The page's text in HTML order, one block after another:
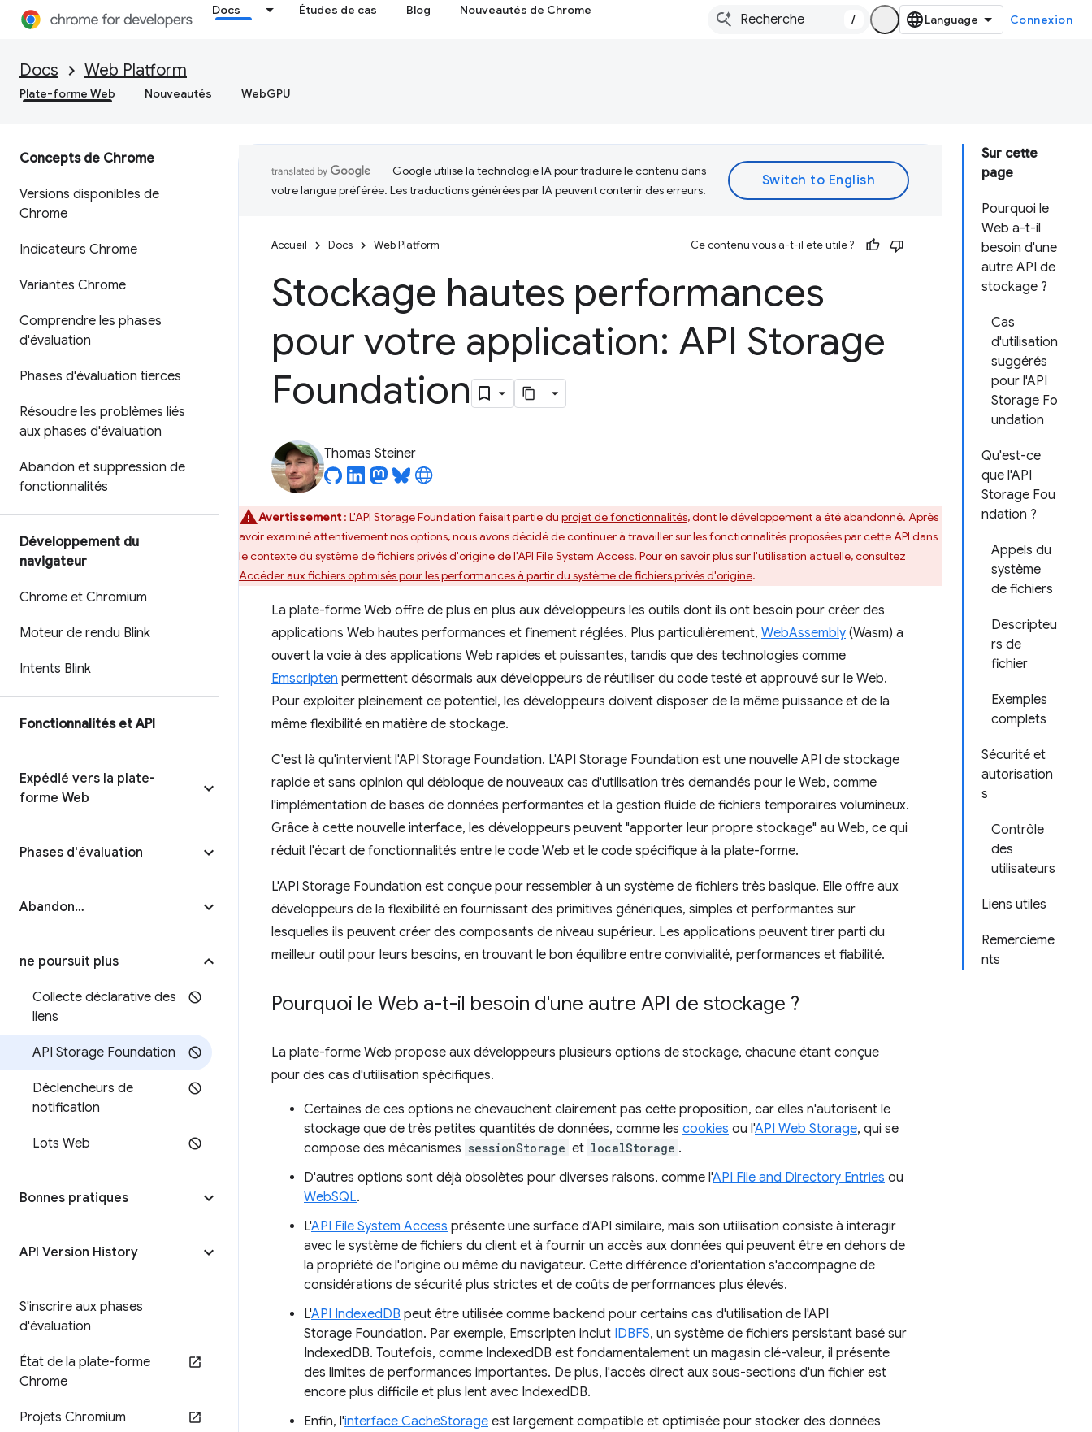
Docs Études de cas Blog Nouveautés de Chrome
/ Connexion
Docs Web Platform
Plate-forme Web Nouveautés WebGPU
Concepts de Chrome
Versions disponibles de
Chrome
Indicateurs Chrome
Variantes Chrome
Comprendre les phases
d'évaluation
Phases d'évaluation tierces
Résoudre les problèmes liés
aux phases d'évaluation
Abandon et suppression de
fonctionnalités
Développement du
navigateur
Chrome et Chromium
Moteur de rendu Blink
Intents Blink
Fonctionnalités et API
Expédié vers la plate-
forme Web
Phases d'évaluation
Abandon…
ne poursuit plus
Collecte déclarative des
liens
API Storage Foundation
Déclencheurs de
notification
Lots Web
Bonnes pratiques
API Version History
S'inscrire aux phases
d'évaluation
État de la plate-forme
Chrome
Projets Chromium
Sur cette
page
Pourquoi le
Web a-t-il
besoin d'une
autre API de
stockage ?
Cas
d'utilisation
suggérés
pour l'API
Storage Fo
undation
Qu'est-ce
que l'API
Storage Fou
ndation ?
Appels du
système
de fichiers
Descripteu
rs de
fichier
Exemples
complets
Sécurité et
autorisation
s
Contrôle
des
utilisateurs
Liens utiles
Remercieme
nts
Google utilise la technologie IA pour traduire le contenu dans
votre langue préférée. Les traductions générées par IA peuvent contenir des erreurs.
Accueil Docs Web Platform Ce contenu vous a-t-il été utile ?
Stockage hautes performances
pour votre application: API Storage
Foundation
Thomas Steiner
Avertissement: L'API Storage Foundation faisait partie du projet de fonctionnalités, dont le développement a été abandonné. Après
avoir examiné attentivement nos options, nous avons décidé de continuer à travailler sur les fonctionnalités proposées par cette API dans
le contexte du système de fichiers privés d'origine de l'API File System Access. Pour en savoir plus sur l'utilisation actuelle, consultez
Accéder aux fichiers optimisés pour les performances à partir du système de fichiers privés d'origine.
La plate-forme Web offre de plus en plus aux développeurs les outils dont ils ont besoin pour créer des
applications Web hautes performances et finement réglées. Plus particulièrement, WebAssembly (Wasm) a
ouvert la voie à des applications Web rapides et puissantes, tandis que des technologies comme
Emscripten permettent désormais aux développeurs de réutiliser du code testé et approuvé sur le Web.
Pour exploiter pleinement ce potentiel, les développeurs doivent disposer de la même puissance et de la
même flexibilité en matière de stockage.
C'est là qu'intervient l'API Storage Foundation. L'API Storage Foundation est une nouvelle API de stockage
rapide et sans opinion qui débloque de nouveaux cas d'utilisation très demandés pour le Web, comme
l'implémentation de bases de données performantes et la gestion fluide de fichiers temporaires volumineux.
Grâce à cette nouvelle interface, les développeurs peuvent "apporter leur propre stockage" au Web, ce qui
réduit l'écart de fonctionnalités entre le code Web et le code spécifique à la plate-forme.
L'API Storage Foundation est conçue pour ressembler à un système de fichiers très basique. Elle offre aux
développeurs de la flexibilité en fournissant des primitives génériques, simples et performantes sur
lesquelles ils peuvent créer des composants de niveau supérieur. Les applications peuvent tirer parti du
meilleur outil pour leurs besoins, en trouvant le bon équilibre entre convivialité, performances et fiabilité.
Pourquoi le Web a-t-il besoin d'une autre API de stockage ?
La plate-forme Web propose aux développeurs plusieurs options de stockage, chacune étant conçue
pour des cas d'utilisation spécifiques.
Certaines de ces options ne chevauchent clairement pas cette proposition, car elles n'autorisent le
stockage que de très petites quantités de données, comme les cookies ou l'API Web Storage, qui se
compose des mécanismes sessionStorage et localStorage .
D'autres options sont déjà obsolètes pour diverses raisons, comme l'API File and Directory Entries ou
WebSQL.
L'API File System Access présente une surface d'API similaire, mais son utilisation consiste à interagir
avec le système de fichiers du client et à fournir un accès aux données qui peuvent être en dehors de
la propriété de l'origine ou même du navigateur. Cette différence d'orientation s'accompagne de
considérations de sécurité plus strictes et de coûts de performances plus élevés.
L'API IndexedDB peut être utilisée comme backend pour certains cas d'utilisation de l'API
Storage Foundation. Par exemple, Emscripten inclut IDBFS, un système de fichiers persistant basé sur
IndexedDB. Toutefois, comme IndexedDB est fondamentalement un magasin clé-valeur, il présente
des limites de performances importantes. De plus, l'accès direct aux sous-sections d'un fichier est
encore plus difficile et plus lent avec IndexedDB.
Enfin, l'interface CacheStorage est largement compatible et optimisée pour stocker des données